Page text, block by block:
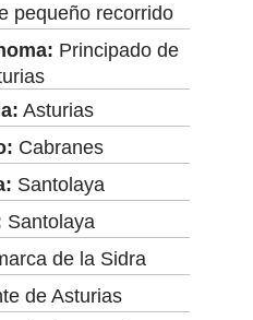
pequeño recorrido
Principado de
Asturias
Cabranes
Santolaya
Santolaya
de la Sidra
de Asturias